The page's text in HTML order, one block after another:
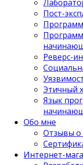
Пост-
Реверс-
Этичный
Язык
Обо мне
Отзывы о
Интернет-